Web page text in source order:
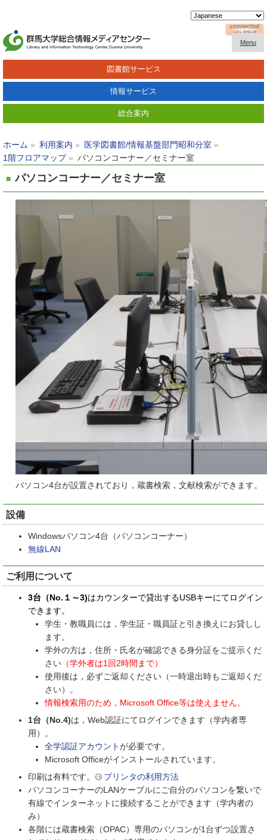
Menu
図書館サービス
情報サービス
総合案内
ホーム 利用案内
医学図書館/情報基盤部門昭和分室
1階フロアマップ
パソコンコーナー／セミナー室
パソコンコーナー／セミナー室
パソコン4台が設置されており，蔵書検索，文献検索ができます。
設備
Windowsパソコン4台（パソコンコーナー）
無線LAN
ご利用について
3台（No.１～3)はカウンターで貸出するUSBキーにてログイン
できます。
学生・教職員には，学生証・職員証と引き換えにお貸しし
ます。
学外の方は，住所・氏名が確認できる身分証をご提示くだ
さい （学外者は1回2時間まで）
使用後は，必ずご返却ください（一時退出時もご返却くだ
さい）。
情報検索用のため，Microsoft Office等は使えません。
1台（No.4)は，Web認証にてログインできます（学内者専
用）。
全学認証アカウントが必要です。
Microsoft Officeがインストールされています。
印刷は有料です。
プリンタの利用方法
パソコンコーナーのLANケーブルにご自分のパソコンを繋いで
有線でインターネットに接続することができます（学内者の
み）
各階には蔵書検索（OPAC）専用のパソコンが1台ずつ設置さ